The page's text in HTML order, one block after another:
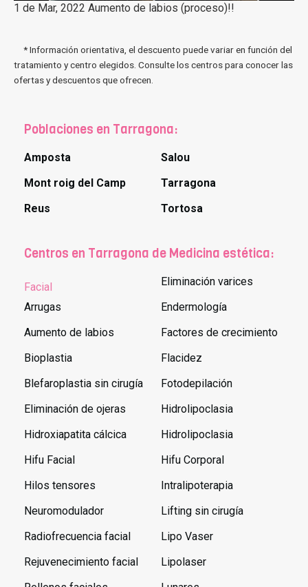
1 de Mar, 2022 Aumento de labios (proceso)!!
* Información orientativa, el descuento puede variar en función del
tratamiento y centro elegidos. Consulte los centros para conocer las
ofertas y descuentos que ofrecen.
Poblaciones en Tarragona:
Amposta
Mont roig del Camp
Reus
Salou
Tarragona
Tortosa
Centros en Tarragona de Medicina estética:
Facial
Arrugas
Aumento de labios
Bioplastia
Blefaroplastia sin cirugía
Eliminación de ojeras
Hidroxiapatita cálcica
Hifu Facial
Hilos tensores
Neuromodulador
Radiofrecuencia facial
Rejuvenecimiento facial
Eliminación varices
Endermología
Factores de crecimiento
Flacidez
Fotodepilación
Hidrolipoclasia
Hidrolipoclasia
Hifu Corporal
Intralipoterapia
Lifting sin cirugía
Lipo Vaser
Lipolaser